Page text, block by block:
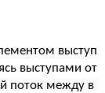
выступ
выступами от
поток между в